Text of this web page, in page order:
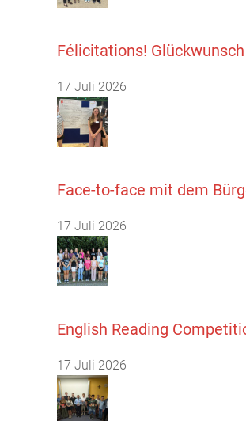
Félicitations!
17 Juli 2026
Face-to-face mit dem
17 Juli 2026
English Reading
17 Juli 2026